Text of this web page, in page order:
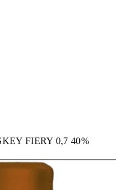
FIERY 0,7 40%